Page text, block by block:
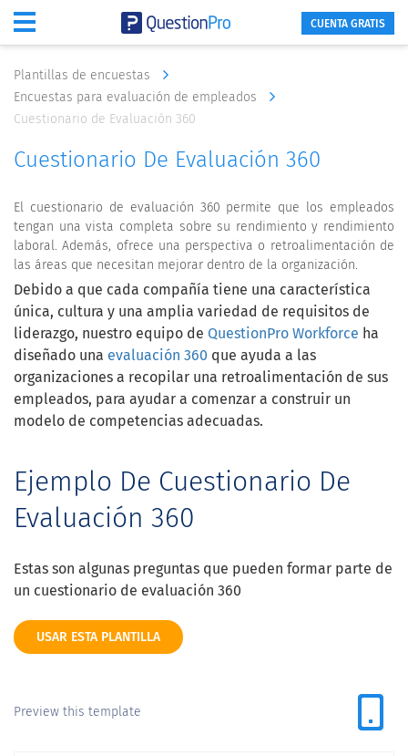
CUENTA GRATIS
Plantillas de encuestas
Encuestas para evaluación de empleados
Cuestionario de Evaluación 360
Cuestionario De Evaluación 360
El cuestionario de evaluación 360 permite que los empleados
tengan una vista completa sobre su rendimiento y rendimiento
laboral. Además, ofrece una perspectiva o retroalimentación de
las áreas que necesitan mejorar dentro de la organización.
Debido a que cada compañía tiene una característica
única, cultura y una amplia variedad de requisitos de
liderazgo, nuestro equipo de QuestionPro Workforce ha
diseñado una evaluación 360 que ayuda a las
organizaciones a recopilar una retroalimentación de sus
empleados, para ayudar a comenzar a construir un
modelo de competencias adecuadas.
Ejemplo De Cuestionario De
Evaluación 360
Estas son algunas preguntas que pueden formar parte de
un cuestionario de evaluación 360
USAR ESTA PLANTILLA
Preview this template